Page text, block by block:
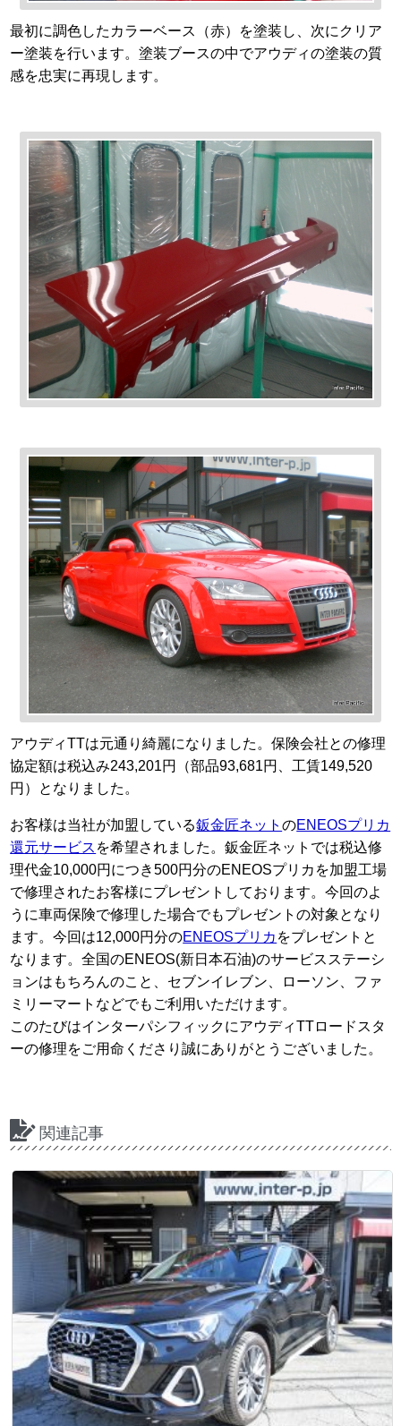
最初に調色したカラーベース（赤）を塗装し、次にクリア
ー塗装を行います。塗装ブースの中でアウディの塗装の質
感を忠実に再現します。
アウディTTは元通り綺麗になりました。保険会社との修理
協定額は税込み243,201円（部品93,681円、工賃149,520
円）となりました。
お客様は当社が加盟している鈑金匠ネットのENEOSプリカ
還元サービス を希望されました。鈑金匠ネットでは税込修
理代金10,000円につき500円分のENEOSプリカを加盟工場
で修理されたお客様にプレゼントしております。今回のよ
うに車両保険で修理した場合でもプレゼントの対象となり
ます。今回は12,000円分のENEOSプリカ をプレゼントと
なります。全国のENEOS(新日本石油)のサービスステーシ
ョンはもちろんのこと、セブンイレブン、ローソン、ファ
ミリーマートなどでもご利用いただけます。
このたびはインターパシフィックにアウディTTロードスタ
ーの修理をご用命くださり誠にありがとうございました。
関連記事